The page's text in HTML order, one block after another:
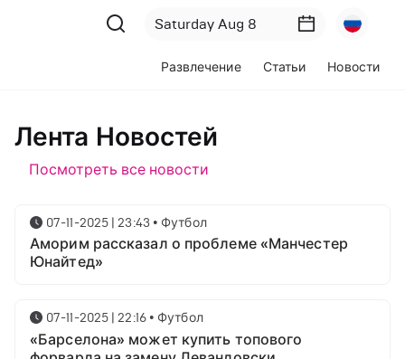
Развлечение Статьи Новости
Лента Новостей
Посмотреть все новости
07-11-2025 | 23:43 • Футбол
Аморим рассказал о проблеме «Манчестер
Юнайтед»
07-11-2025 | 22:16 • Футбол
«Барселона» может купить топового